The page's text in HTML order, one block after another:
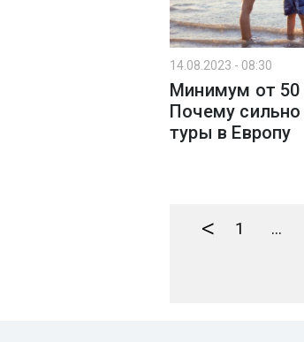
14.08.2023 - 08:30
Минимум от 50
Почему
туры в Европу
< 1 ...